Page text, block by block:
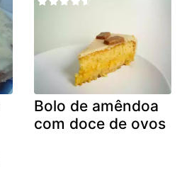
Bolo de amêndoa
com doce de ovos